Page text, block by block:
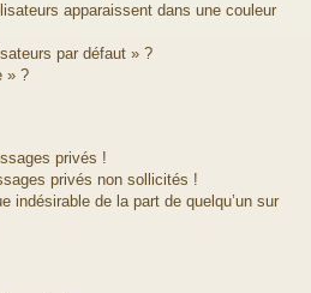
apparaissent dans une couleur
par défaut » ?
» ?
privés !
privés non sollicités !
indésirable de la part de quelqu’un sur